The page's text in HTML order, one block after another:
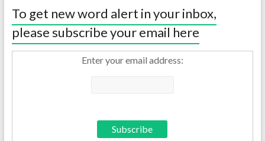
To get new word alert in your inbox,
please subscribe your email here
Enter your email address: